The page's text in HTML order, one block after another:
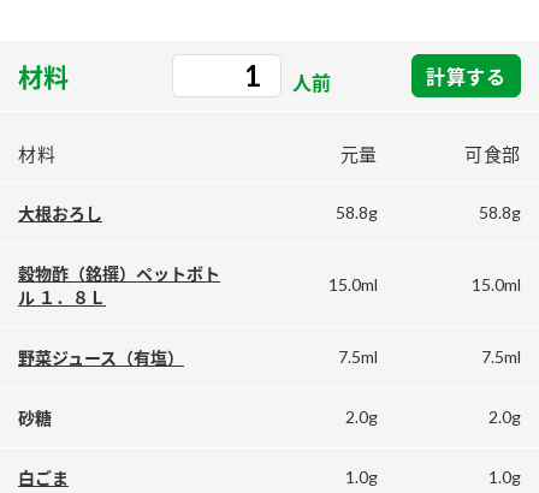
炊き込みご飯の素 米飯用調味液
かおりの蔵
納豆のサイト
三ツ判山吹
すしラボ
ミツカンの歴史
水の文化センター（アーカイブ）
お客様相談センター
お客様の声をいかしました
材料 人前 計算する
材料 元量 可食部
大根おろし 58.8g 58.8g
穀物酢（銘撰）ペットボト
ル １．８Ｌ
15.0ml 15.0ml
野菜ジュース（有塩） 7.5ml 7.5ml
砂糖 2.0g 2.0g
白ごま 1.0g 1.0g